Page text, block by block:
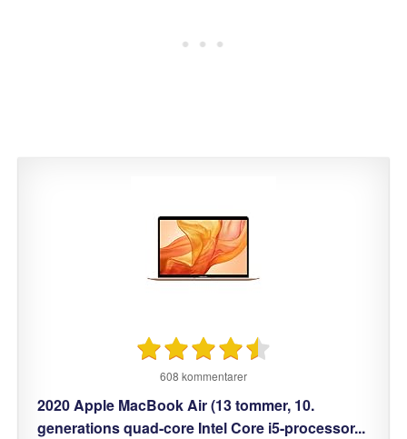
608 kommentarer
2020 Apple MacBook Air (13 tommer, 10.
generations quad-core Intel Core i5-processor...